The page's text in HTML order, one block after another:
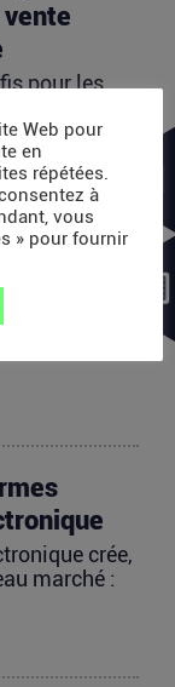
pour les
dizaines
crée,
marché :
Web pour
en
répétées.
à
vous
» pour fournir